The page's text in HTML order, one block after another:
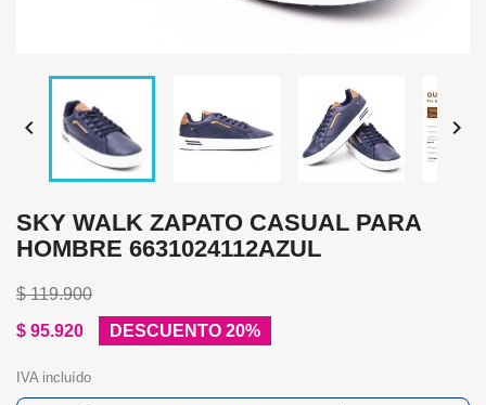
 
SKY WALK ZAPATO CASUAL PARA
HOMBRE 6631024112AZUL
$ 119.900
$ 95.920
DESCUENTO 20%
IVA incluído